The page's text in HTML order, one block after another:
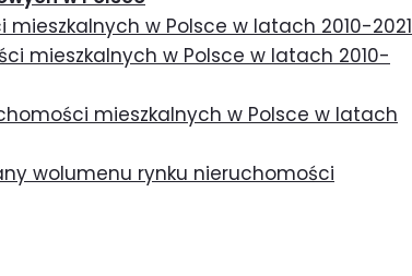
mieszkalnych w Polsce w latach 2010-2021
mieszkalnych w Polsce w latach 2010-
mieszkalnych w Polsce w latach
wolumenu rynku nieruchomości